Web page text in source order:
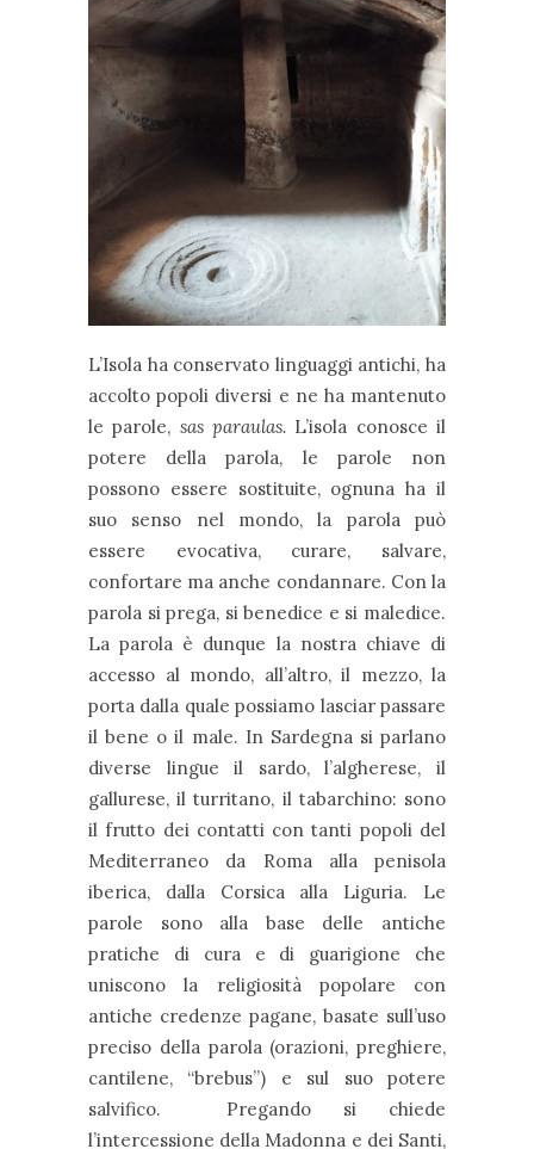
L’Isola ha conservato linguaggi antichi, ha
accolto popoli diversi e ne ha mantenuto
le parole, sas paraulas. L’isola conosce il
potere della parola, le parole non
possono essere sostituite, ognuna ha il
suo senso nel mondo, la parola può
essere evocativa, curare, salvare,
confortare ma anche condannare. Con la
parola si prega, si benedice e si maledice.
La parola è dunque la nostra chiave di
accesso al mondo, all’altro, il mezzo, la
porta dalla quale possiamo lasciar passare
il bene o il male. In Sardegna si parlano
diverse lingue il sardo, l’algherese, il
gallurese, il turritano, il tabarchino: sono
il frutto dei contatti con tanti popoli del
Mediterraneo da Roma alla penisola
iberica, dalla Corsica alla Liguria. Le
parole sono alla base delle antiche
pratiche di cura e di guarigione che
uniscono la religiosità popolare con
antiche credenze pagane, basate sull’uso
preciso della parola (orazioni, preghiere,
cantilene, “brebus”) e sul suo potere
salvifico. Pregando si chiede
l’intercessione della Madonna e dei Santi,